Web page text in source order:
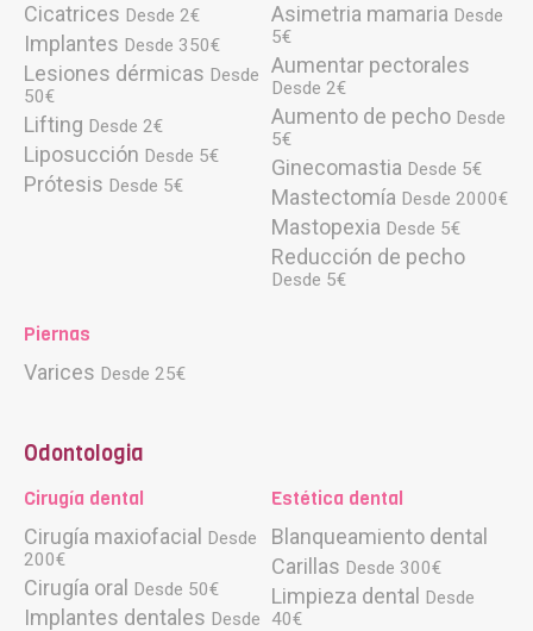
Cicatrices Desde 2€
Implantes Desde 350€
Lesiones dérmicas Desde
50€
Lifting Desde 2€
Liposucción Desde 5€
Prótesis Desde 5€
Asimetria mamaria Desde
5€
Aumentar pectorales
Desde 2€
Aumento de pecho Desde
5€
Ginecomastia Desde 5€
Mastectomía Desde 2000€
Mastopexia Desde 5€
Reducción de pecho
Desde 5€
Piernas
Varices Desde 25€
Odontologia
Cirugía dental
Cirugía maxiofacial
Desde
200€
Cirugía oral Desde 50€
Implantes dentales Desde
Estética dental
Blanqueamiento dental
Carillas Desde 300€
Limpieza dental
Desde
40€